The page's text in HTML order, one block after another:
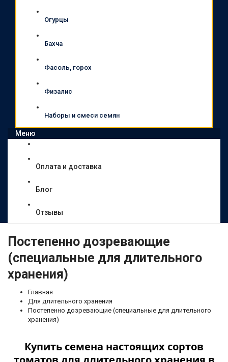
Огурцы
Бахча
Фасоль, горох
Физалис
Наборы и смеси семян
Меню
Оплата и доставка
Блог
Отзывы
Постепенно дозревающие
(специальные для длительного
хранения)
Главная
Для длительного хранения
Постепенно дозревающие (специальные для длительного
хранения)
Купить семена настоящих сортов